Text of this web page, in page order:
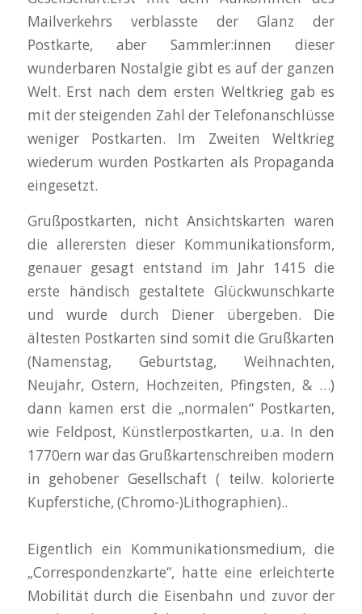
Mailverkehrs verblasste der Glanz der
Postkarte, aber Sammler:innen dieser
wunderbaren Nostalgie gibt es auf der ganzen
Welt. Erst nach dem ersten Weltkrieg gab es
mit der steigenden Zahl der Telefonanschlüsse
weniger Postkarten. Im Zweiten Weltkrieg
wiederum wurden Postkarten als Propaganda
eingesetzt.
Grußpostkarten, nicht Ansichtskarten waren
die allerersten dieser Kommunikationsform,
genauer gesagt entstand im Jahr 1415 die
erste händisch gestaltete Glückwunschkarte
und wurde durch Diener übergeben. Die
ältesten Postkarten sind somit die Grußkarten
(Namenstag, Geburtstag, Weihnachten,
Neujahr, Ostern, Hochzeiten, Pfingsten, & …)
dann kamen erst die „normalen“ Postkarten,
wie Feldpost, Künstlerpostkarten, u.a. In den
1770ern war das Grußkartenschreiben modern
in gehobener Gesellschaft ( teilw. kolorierte
Kupferstiche, (Chromo-)Lithographien)..
Eigentlich ein Kommunikationsmedium, die
„Correspondenzkarte“, hatte eine erleichterte
Mobilität durch die Eisenbahn und zuvor der